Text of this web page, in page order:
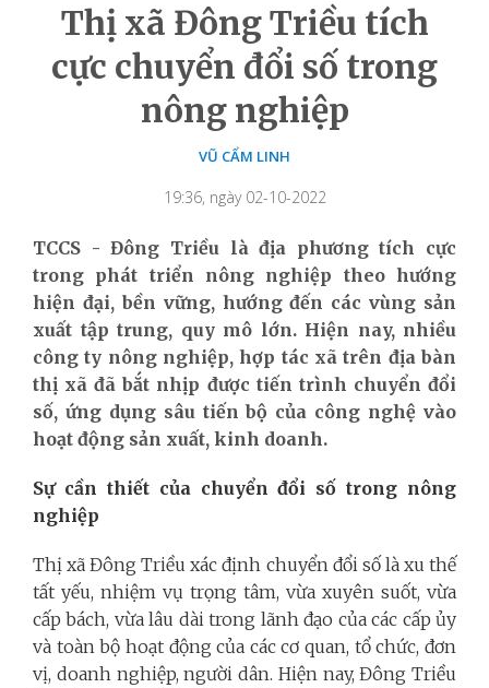
Thị xã Đông Triều tích
cực chuyển đổi số trong
nông nghiệp
VŨ CẨM LINH
19:36, ngày 02-10-2022
TCCS - Đông Triều là địa phương tích cực
trong phát triển nông nghiệp theo hướng
hiện đại, bền vững, hướng đến các vùng sản
xuất tập trung, quy mô lớn. Hiện nay, nhiều
công ty nông nghiệp, hợp tác xã trên địa bàn
thị xã đã bắt nhịp được tiến trình chuyển đổi
số, ứng dụng sâu tiến bộ của công nghệ vào
hoạt động sản xuất, kinh doanh.
Sự cần thiết của chuyển đổi số trong nông
nghiệp
Thị xã Đông Triều xác định chuyển đổi số là xu thế
tất yếu, nhiệm vụ trọng tâm, vừa xuyên suốt, vừa
cấp bách, vừa lâu dài trong lãnh đạo của các cấp ủy
và toàn bộ hoạt động của các cơ quan, tổ chức, đơn
vị, doanh nghiệp, người dân. Hiện nay, Đông Triều